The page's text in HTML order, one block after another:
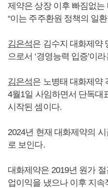
제약은 상장 이후 빠짐없는
“이는 주주환원 정책의 일
김은석은 김수지 대화제약
으로서 ‘경영능력 입증’이
김은석은 노병태 대화제약
4월1일 사임하면서 단독대
시작된 셈이다.
2024년 현재 대화제약의
로 보인다.
대화제약은 2019년 원가
업이익을 냈으나 이후 지